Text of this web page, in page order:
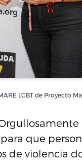
LGBT de Proyecto
para que
de violencia